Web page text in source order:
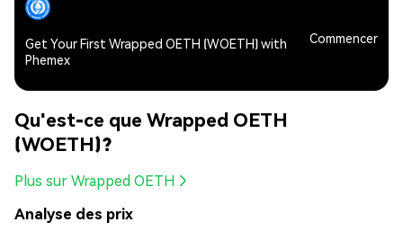
Get Your First Wrapped OETH (WOETH) with
Phemex
Commencer
Qu'est-ce que Wrapped OETH
(WOETH)?
Plus sur Wrapped OETH
Analyse des prix